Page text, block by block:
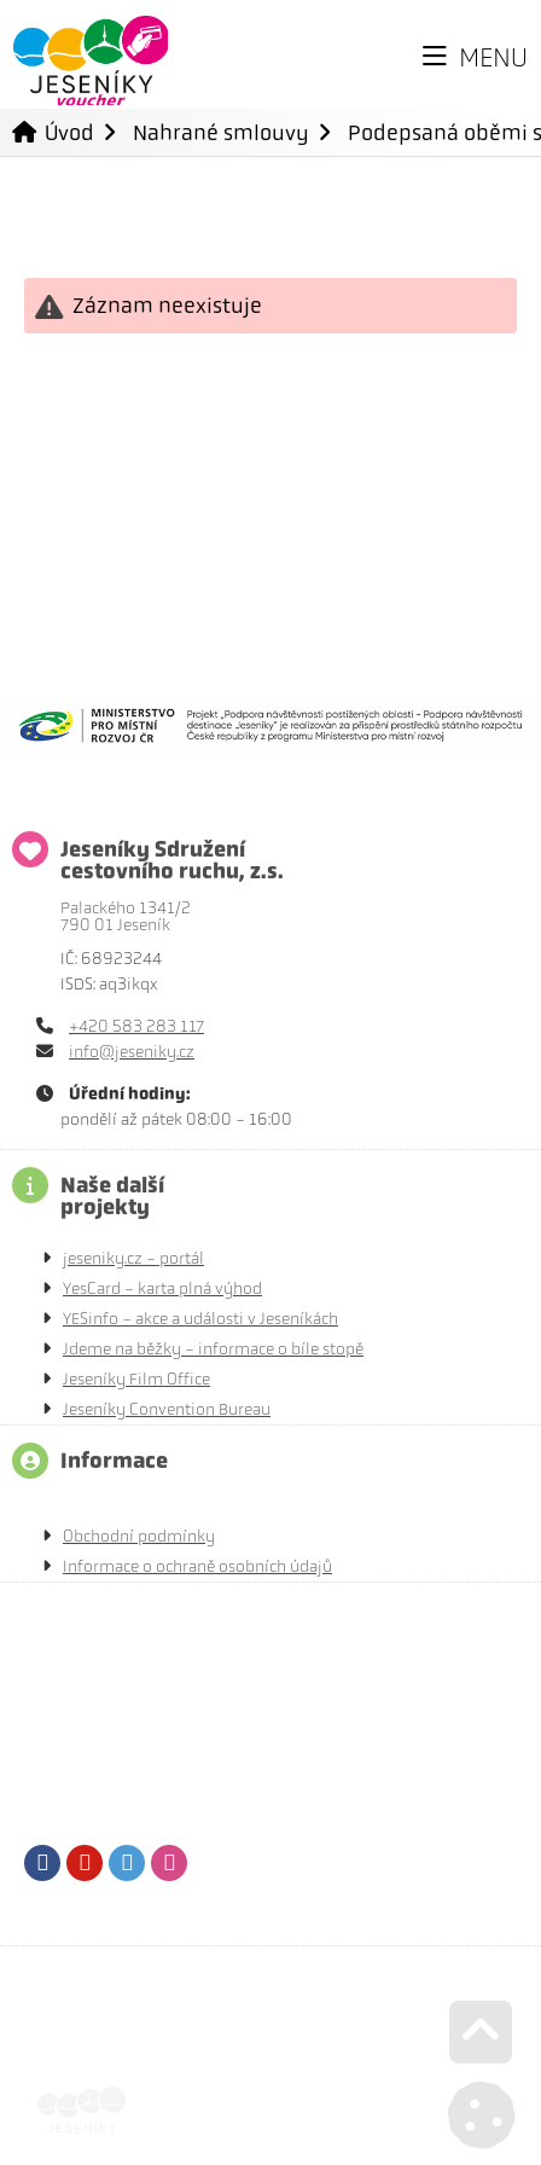
MENU
Úvod Nahrané smlouvy Podepsaná oběmi
Záznam neexistuje
Jeseníky Sdružení
cestovního ruchu, z.s.
Palackého 1341/2
790 01 Jeseník
IČ: 68923244
ISDS: aq3ikqx
+420 583 283 117
info@jeseniky.cz
Úřední hodiny:
pondělí až pátek 08:00 - 16:00
Naše další
projekty
jeseniky.cz - portál
YesCard - karta plná výhod
YESinfo - akce a události v Jeseníkách
Jdeme na běžky - informace o bíle stopě
Jeseníky Film Office
Jeseníky Convention Bureau
Informace
Obchodní podmínky
Informace o ochraně osobních údajů
FacebookYoutubeTwitter
Go